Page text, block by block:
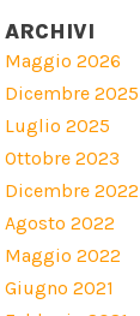
ARCHIVI
Maggio 2026
Dicembre 2025
Luglio 2025
Ottobre 2023
Dicembre 2022
Agosto 2022
Maggio 2022
Giugno 2021